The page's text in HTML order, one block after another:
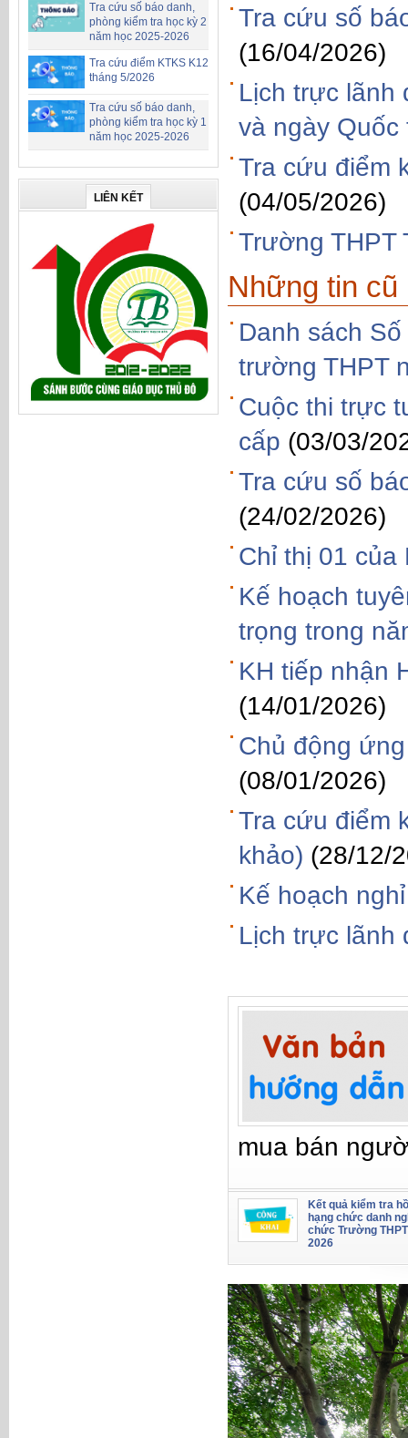
Tra cứu số báo danh,
phòng kiểm tra học kỳ 2
năm học 2025-2026
Tra cứu điểm KTKS K12
tháng 5/2026
Tra cứu số báo danh,
phòng kiểm tra học kỳ 1
năm học 2025-2026
LIÊN KẾT
Tra cứu số
(16/04/2026)
Lịch trực lãnh
và ngày
Tra cứu điểm
(04/05/2026)
Trường THPT
Những tin cũ
Danh sách
trường THPT
Cuộc thi trực
cấp (03/03/
Tra cứu số
(24/02/2026)
Chỉ thị 01 của
Kế hoạch
trọng trong
KH tiếp nhận
(14/01/2026)
Chủ động
(08/01/2026)
Tra cứu điểm
khảo) (28/12/
Kế hoạch
Lịch trực lãnh
mua bán
Kết quả kiểm tra
hạng chức danh
chức Trường
2026